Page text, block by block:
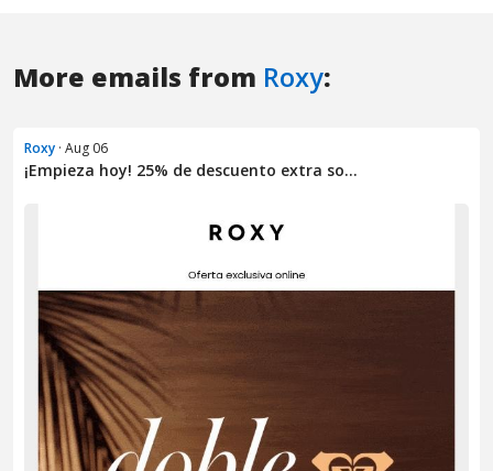
More emails from Roxy:
Roxy · Aug 06
¡Empieza hoy! 25% de descuento extra so...